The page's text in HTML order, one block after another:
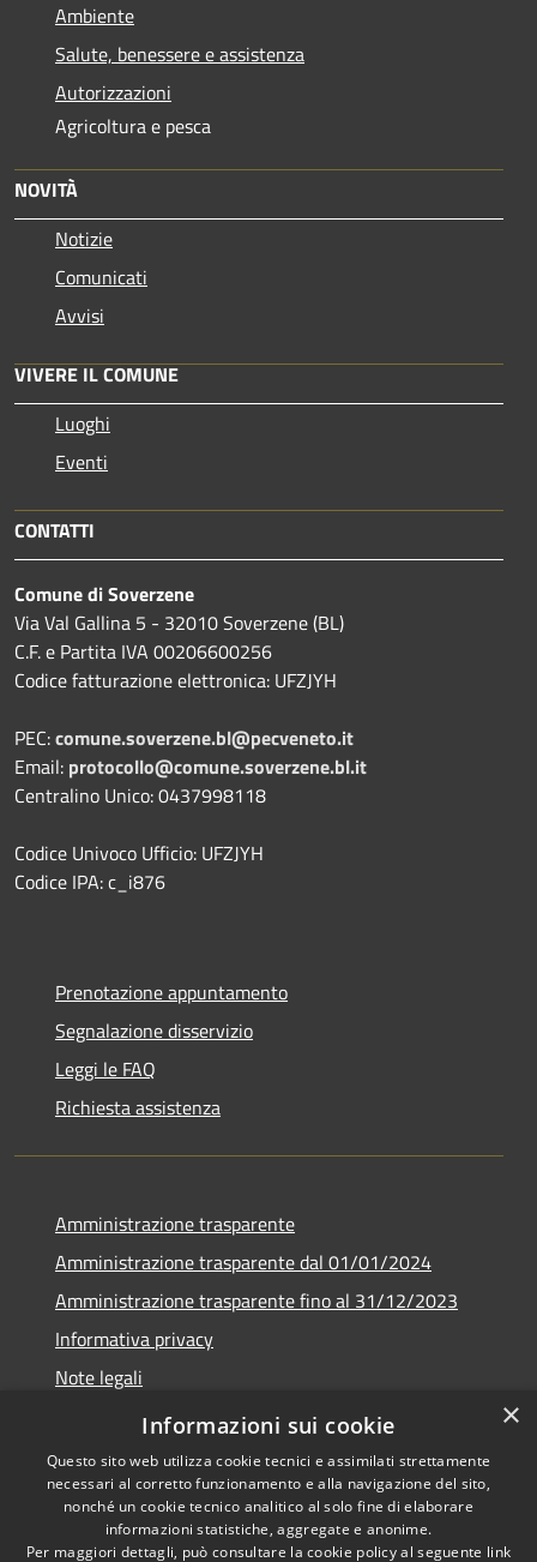
Ambiente
Salute, benessere e assistenza
Autorizzazioni
Agricoltura e pesca
NOVITÀ
Notizie
Comunicati
Avvisi
VIVERE IL COMUNE
Luoghi
Eventi
CONTATTI
Comune di Soverzene
Via Val Gallina 5 - 32010 Soverzene (BL)
C.F. e Partita IVA 00206600256
Codice fatturazione elettronica: UFZJYH
PEC:comune.soverzene.bl@pecveneto.it
Email: protocollo@comune.soverzene.bl.it
Centralino Unico: 0437998118
Codice Univoco Ufficio: UFZJYH
Codice IPA: c_i876
Prenotazione appuntamento
Segnalazione disservizio
Leggi le FAQ
Richiesta assistenza
Amministrazione trasparente
Amministrazione trasparente dal 01/01/2024
Amministrazione trasparente fino al 31/12/2023
Informativa privacy
Note legali
Dichiarazione di accessibilità
Copyright © 2026 • Comune di
×
Informazioni sui cookie
Questo sito web utilizza cookie tecnici e assimilati strettamente
necessari al corretto funzionamento e alla navigazione del sito,
nonché un cookie tecnico analitico al solo fine di elaborare
informazioni statistiche, aggregate e anonime.
Per maggiori dettagli, può consultare la cookie policy al seguente link